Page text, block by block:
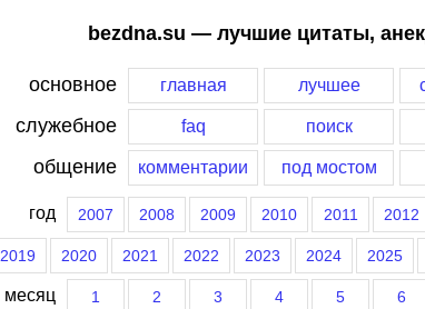
bezdna.su — лучшие цитаты,
основное главная лучшее
служебное faq поиск
общение комментарии под мостом
год 2007 2008 2009 2010 2011 2012
2019 2020 2021 2022 2023 2024 2025
месяц 1 2 3 4 5 6